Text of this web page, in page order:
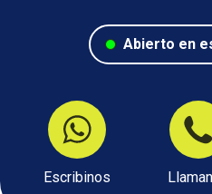
Abierto en
Escribinos